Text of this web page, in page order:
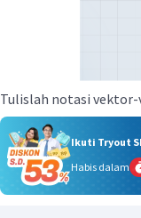
Tulislah notasi vektor-
Ikuti Tryout
Habis dalam